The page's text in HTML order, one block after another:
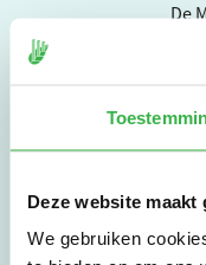
Deze website
We gebruiken
De